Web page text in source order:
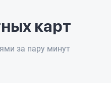
карт
за пару минут